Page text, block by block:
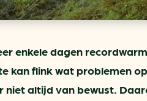
op wijkniveau
enkele dagen
kan flink wat problemen
niet altijd van bewust.